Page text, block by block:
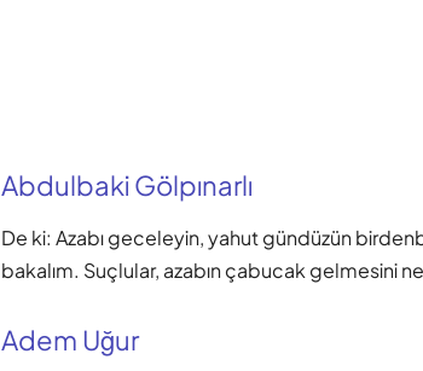
Abdulbaki Gölpınarlı
De ki: Azabı geceleyin, yahut gündüzün
bakalım. Suçlular, azabın çabucak gelmesini
Adem Uğur